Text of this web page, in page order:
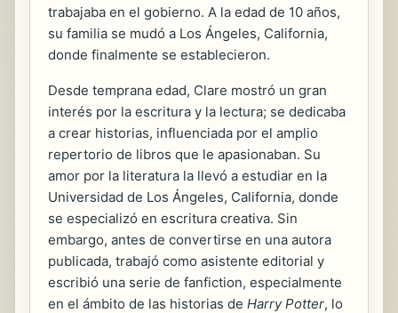
trabajaba en el gobierno. A la edad de 10 años,
su familia se mudó a Los Ángeles, California,
donde finalmente se establecieron.
Desde temprana edad, Clare mostró un gran
interés por la escritura y la lectura; se dedicaba
a crear historias, influenciada por el amplio
repertorio de libros que le apasionaban. Su
amor por la literatura la llevó a estudiar en la
Universidad de Los Ángeles, California, donde
se especializó en escritura creativa. Sin
embargo, antes de convertirse en una autora
publicada, trabajó como asistente editorial y
escribió una serie de fanfiction, especialmente
en el ámbito de las historias de Harry Potter, lo